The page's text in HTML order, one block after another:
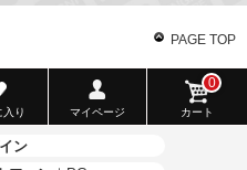
PAGE TOP
入り マイページ カート
0
ン